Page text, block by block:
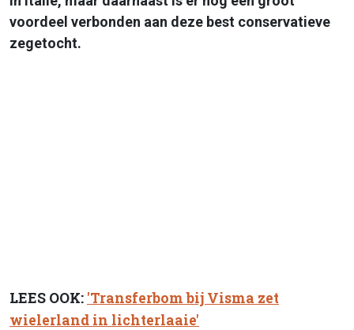
voordeel verbonden aan deze best conservatieve
zegetocht.
LEES OOK: 'Transferbom bij Visma zet
wielerland in lichterlaaie'